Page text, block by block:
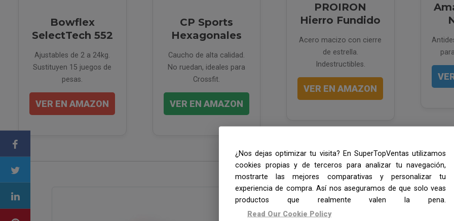
Bowflex
SelectTech 552
Ajustables de 2 a 24kg.
Sustituyen 15 juegos de
pesas.
VER EN AMAZON
CP Sports
Hexagonales
Caucho de alta calidad.
No ruedan, ideales para
Crossfit.
VER EN AMAZON
PROIRON
Hierro Fundido
Acero macizo con cierre
de estrella.
Indestructibles.
VER EN AMAZON
Mancuernas hexagonales
¿Nos dejas optimizar tu visita? En SuperTopVentas utilizamos
cookies propias y de terceros para analizar tu navegación,
mostrarte las mejores comparativas y personalizar tu
experiencia de compra. Así nos aseguramos de que solo veas
productos que realmente valen la pena.
Read Our Cookie Policy